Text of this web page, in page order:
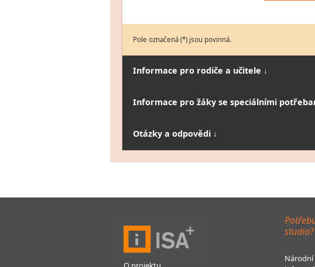
Pole označená (*) jsou povinná.
Informace pro rodiče a učitele ↓
Informace pro žáky se speciálními
Otázky a odpovědi ↓
studia?